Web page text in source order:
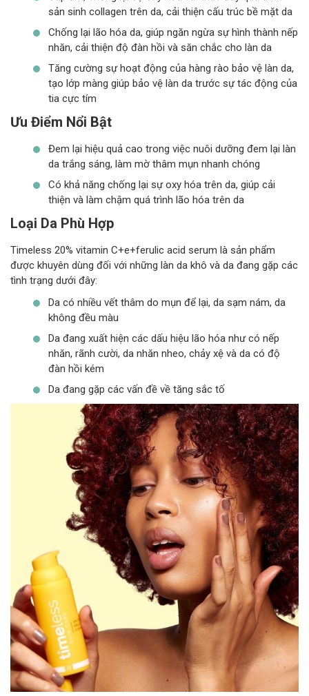
sản sinh collagen trên da, cải thiện cấu trúc bề mặt da
Chống lại lão hóa da, giúp ngăn ngừa sự hình thành nếp
nhăn, cải thiện độ đàn hồi và săn chắc cho làn da
Tăng cường sự hoạt động của hàng rào bảo vệ làn da,
tạo lớp màng giúp bảo vệ làn da trước sự tác động của
tia cực tím
Ưu Điểm Nổi Bật
Đem lại hiệu quả cao trong việc nuôi dưỡng đem lại làn
da trắng sáng, làm mờ thâm mụn nhanh chóng
Có khả năng chống lại sự oxy hóa trên da, giúp cải
thiện và làm chậm quá trình lão hóa trên da
Loại Da Phù Hợp
Timeless 20% vitamin C+e+ferulic acid serum là sản phẩm
được khuyên dùng đối với những làn da khô và da đang gặp các
tình trạng dưới đây:
Da có nhiều vết thâm do mụn để lại, da sạm nám, da
không đều màu
Da đang xuất hiện các dấu hiệu lão hóa như có nếp
nhăn, rãnh cười, da nhăn nheo, chảy xệ và da có độ
đàn hồi kém
Da đang gặp các vấn đề về tăng sắc tố